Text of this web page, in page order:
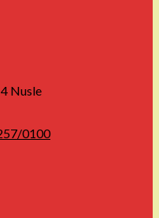
Nusle
0100